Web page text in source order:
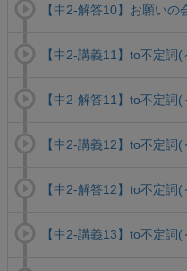
【中2-解答10】お願いの
【中2-講義11】to不定詞
【中2-解答11】to不定詞
【中2-講義12】to不定詞
【中2-解答12】to不定詞
【中2-講義13】to不定詞